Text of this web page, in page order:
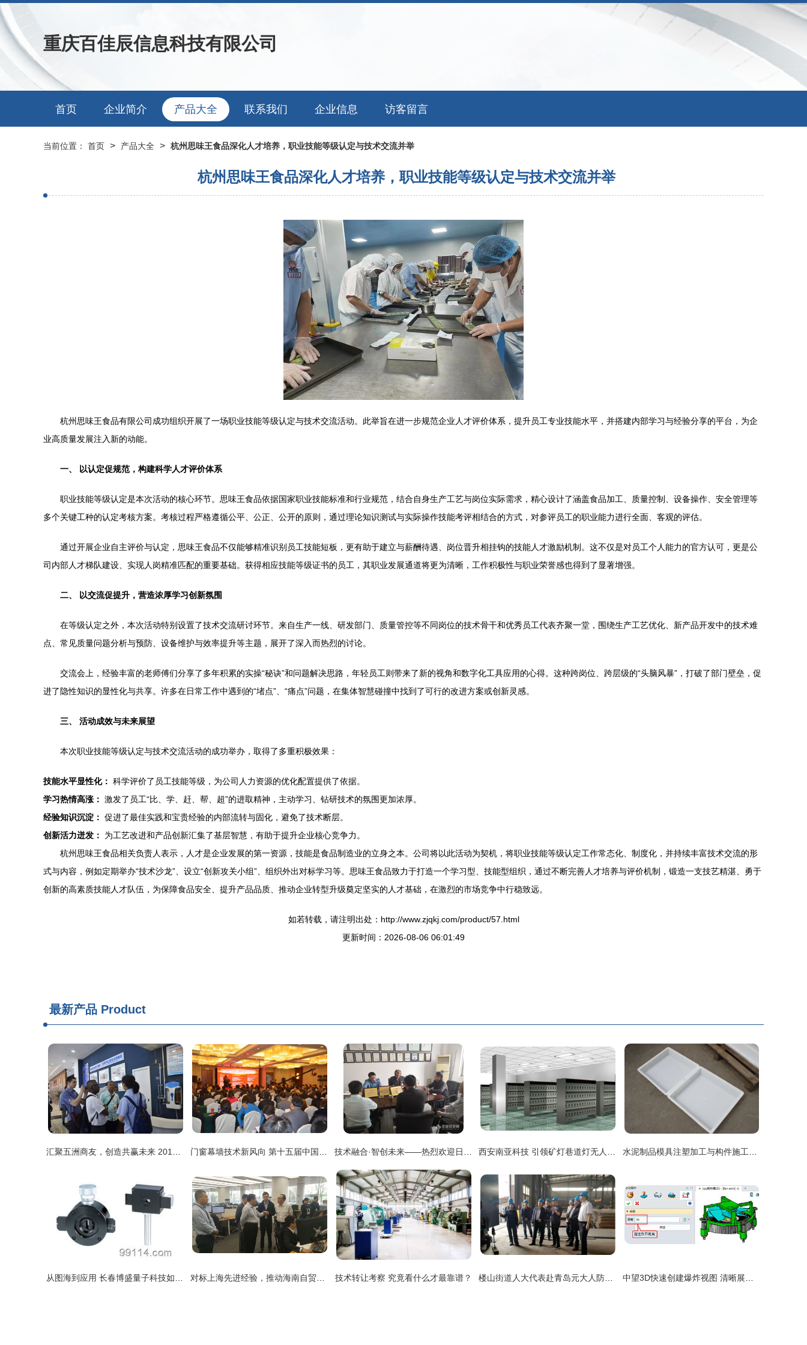
重庆百佳辰信息科技有限公司
首页 企业简介 产品大全 联系我们 企业信息 访客留言
当前位置： 首页 > 产品大全 > 杭州思味王食品深化人才培养，职业技能等级认定与技术交流并举
杭州思味王食品深化人才培养，职业技能等级认定与技术交流并举
杭州思味王食品有限公司成功组织开展了一场职业技能等级认定与技术交流活动。此举旨在进一步规范企业人才评价体系，提升员工专业技能水平，并搭建内部学习与经验分享的平台，为企
业高质量发展注入新的动能。
一、 以认定促规范，构建科学人才评价体系
职业技能等级认定是本次活动的核心环节。思味王食品依据国家职业技能标准和行业规范，结合自身生产工艺与岗位实际需求，精心设计了涵盖食品加工、质量控制、设备操作、安全管理等
多个关键工种的认定考核方案。考核过程严格遵循公平、公正、公开的原则，通过理论知识测试与实际操作技能考评相结合的方式，对参评员工的职业能力进行全面、客观的评估。
通过开展企业自主评价与认定，思味王食品不仅能够精准识别员工技能短板，更有助于建立与薪酬待遇、岗位晋升相挂钩的技能人才激励机制。这不仅是对员工个人能力的官方认可，更是公
司内部人才梯队建设、实现人岗精准匹配的重要基础。获得相应技能等级证书的员工，其职业发展通道将更为清晰，工作积极性与职业荣誉感也得到了显著增强。
二、 以交流促提升，营造浓厚学习创新氛围
在等级认定之外，本次活动特别设置了技术交流研讨环节。来自生产一线、研发部门、质量管控等不同岗位的技术骨干和优秀员工代表齐聚一堂，围绕生产工艺优化、新产品开发中的技术难
点、常见质量问题分析与预防、设备维护与效率提升等主题，展开了深入而热烈的讨论。
交流会上，经验丰富的老师傅们分享了多年积累的实操“秘诀”和问题解决思路，年轻员工则带来了新的视角和数字化工具应用的心得。这种跨岗位、跨层级的“头脑风暴”，打破了部门壁垒，促
进了隐性知识的显性化与共享。许多在日常工作中遇到的“堵点”、“痛点”问题，在集体智慧碰撞中找到了可行的改进方案或创新灵感。
三、 活动成效与未来展望
本次职业技能等级认定与技术交流活动的成功举办，取得了多重积极效果：
技能水平显性化： 科学评价了员工技能等级，为公司人力资源的优化配置提供了依据。
学习热情高涨： 激发了员工“比、学、赶、帮、超”的进取精神，主动学习、钻研技术的氛围更加浓厚。
经验知识沉淀： 促进了最佳实践和宝贵经验的内部流转与固化，避免了技术断层。
创新活力迸发：
为工艺改进和产品创新汇集了基层智慧，有助于提升企业核心竞争力。
杭州思味王食品相关负责人表示，人才是企业发展的第一资源，技能是食品制造业的立身之本。公司将以此活动为契机，将职业技能等级认定工作常态化、制度化，并持续丰富技术交流的形
式与内容，例如定期举办“技术沙龙”、设立“创新攻关小组”、组织外出对标学习等。思味王食品致力于打造一个学习型、技能型组织，通过不断完善人才培养与评价机制，锻造一支技艺精湛、勇于
创新的高素质技能人才队伍，为保障食品安全、提升产品品质、推动企业转型升级奠定坚实的人才基础，在激烈的市场竞争中行稳致远。
如若转载，请注明出处：http://www.zjqkj.com/product/57.html
更新时间：2026-08-06 06:01:49
最新产品 Product
技术转让考察 究竟看什么才最靠谱？